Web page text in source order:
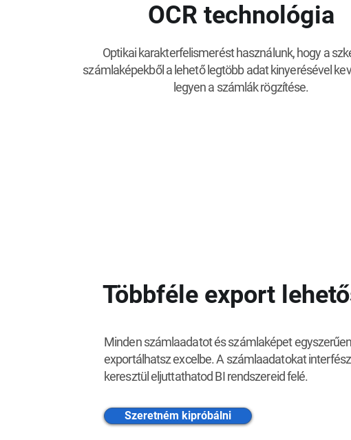
OCR technológia
Optikai karakterfelismerést használunk, hogy a
számlaképekből a lehető legtöbb adat kinyerésével
legyen a számlák rögzítése.
Többféle export
Minden számlaadatot és számlaképet egyszerűen
exportálhatsz excelbe. A számlaadatokat
keresztül eljuttathatod BI rendszereid felé.
Szeretném kipróbálni